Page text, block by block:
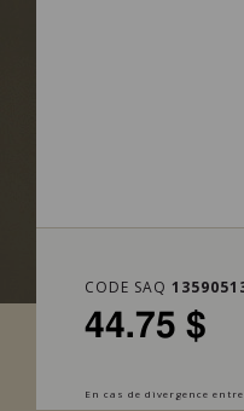
CODE SAQ
44.75 $
En cas de divergence